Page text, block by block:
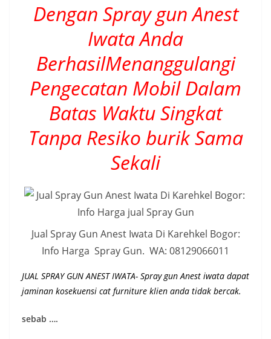
Dengan Spray gun Anest
Iwata Anda
BerhasilMenanggulangi
Pengecatan Mobil Dalam
Batas Waktu Singkat
Tanpa Resiko burik Sama
Sekali
Jual Spray Gun Anest Iwata Di Karehkel Bogor:
Info Harga Spray Gun. WA: 08129066011
JUAL SPRAY GUN ANEST IWATA- Spray gun Anest iwata dapat
jaminan kosekuensi cat furniture klien anda tidak bercak.
sebab ….